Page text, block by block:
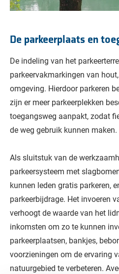
De parkeerplaats en
De indeling van het
parkeervakmarkingen van
omgeving. Hierdoor parkeren
zijn er meer parkeerplekken
toegangsweg aanpakt, zodat
de weg gebruik kunnen maken.
Als sluitstuk van de
parkeersysteem met
kunnen leden gratis parkeren,
parkeerbijdrage. Het invoeren
verhoogt de waarde van het
inkomsten om zo te kunnen
parkeerplaatsen, bankjes,
voorzieningen om de ervaring
natuurgebied te verbeteren.